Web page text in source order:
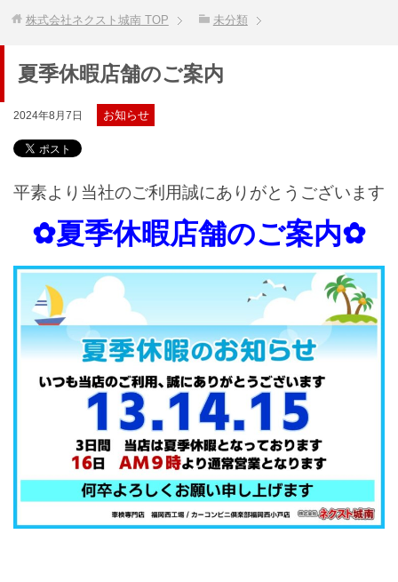
株式会社ネクスト城南TOP 未分類
夏季休暇店舗のご案内
2024年8月7日 お知らせ
平素より当社のご利用誠にありがとうございます
✿夏季休暇店舗のご案内✿